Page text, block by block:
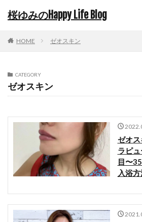
桜ゆみのHappy Life Blog
HOME ゼオスキン
CATEGORY
ゼオスキン
ゼオ
ラピ
目〜
入浴